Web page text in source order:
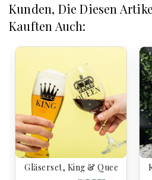
Kunden, Die Diesen
Kauften Auch:
Gläserset, King & Queen